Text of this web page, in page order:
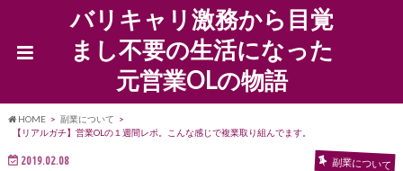
バリキャリ激務から目覚
まし不要の生活になった
元営業OLの物語
HOME
副業について
【リアルガチ】営業OLの１週間レポ。こんな感じで複業取り組んでます。
2019.02.08 副業について